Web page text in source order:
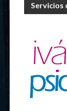
Servicios